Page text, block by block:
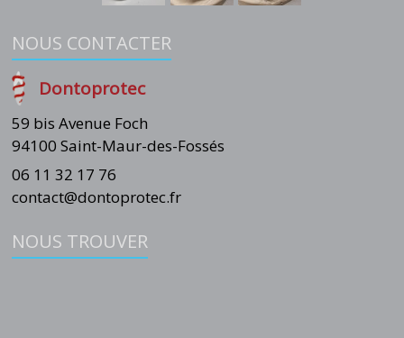
NOUS CONTACTER
Dontoprotec
59 bis Avenue Foch
94100 Saint-Maur-des-Fossés
06 11 32 17 76
contact@dontoprotec.fr
NOUS TROUVER